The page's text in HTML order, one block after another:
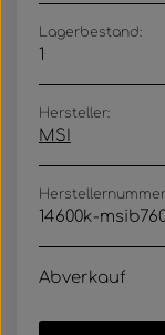
Lagerbestand:
1
Hersteller:
MSI
14600k-
Abverkauf